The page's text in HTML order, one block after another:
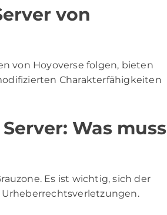
von
von Hoyoverse folgen, bieten
Charakterfähigkeiten
Was muss
Es ist wichtig, sich der